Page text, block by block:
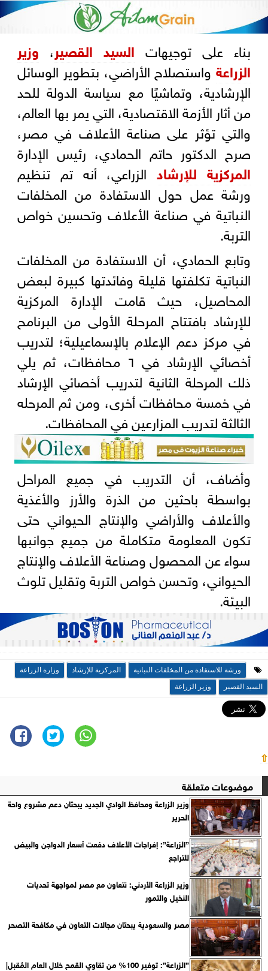
بناء على توجيهات السيد القصير، وزير
الزراعةواستصلاح الأراضي، بتطوير الوسائل
الإرشادية، وتماشيًا مع سياسة الدولة للحد
من أثار الأزمة الاقتصادية، التي يمر بها العالم،
والتي تؤثر على صناعة الأعلاف في مصر،
صرح الدكتور حاتم الحمادي، رئيس الإدارة
المركزية للإرشادالزراعي، أنه تم تنظيم
ورشة عمل حول الاستفادة من المخلفات
النباتية في صناعة الأعلاف وتحسين خواص
التربة.
وتابع الحمادي، أن الاستفادة من المخلفات
النباتية تكلفتها قليلة وفائدتها كبيرة لبعض
المحاصيل، حيث قامت الإدارة المركزية
للإرشاد بافتتاح المرحلة الأولى من البرنامح
في مركز دعم الإعلام بالإسماعيلية؛ لتدريب
أخصائي الإرشاد في ٦ محافظات، ثم يلي
ذلك المرحلة الثانية لتدريب أخصائي الإرشاد
في خمسة محافظات أخرى، ومن ثم المرحله
الثالثة لتدريب المزارعين في المحافظات.
وأضاف، أن التدريب في جميع المراحل
بواسطة باحثين من الذرة والأرز والأغذية
والأعلاف والأراضي والإنتاج الحيواني حتى
تكون المعلومة متكاملة من جميع جوانبها
سواء عن المحصول وصناعة الأعلاف والإنتاج
الحيواني، وتحسن خواص التربة وتقليل تلوث
البيئة.
ورشة للاستفادة من المخلفات النباتية المركزية للإرشاد
وزارة الزراعة
السيد القصير
وزير الزراعة
⇧
موضوعات متعلقة
وزير الزراعة ومحافظ الوادي الجديد يبحثان دعم مشروع واحة
الحرير
”الزراعة”: إفراجات الأعلاف دفعت أسعار الدواجن والبيض
للتراجع
وزير الزراعة الأردني: نتعاون مع مصر لمواجهة تحديات
النخيل والتمور
مصر والسعودية يبحثان مجالات التعاون في مكافحة التصحر
”الزراعة”: توفير 100% من تقاوي القمح خلال العام المُقبل|